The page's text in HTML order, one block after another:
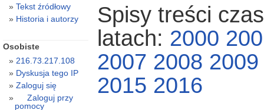
Spisy treści
latach: 2000
2007 2008 2009
2015 2016
Tekst źródłowy
Historia i autorzy
Osobiste
216.73.217.108
Dyskusja tego IP
Zaloguj się
Zaloguj przy
pomocy